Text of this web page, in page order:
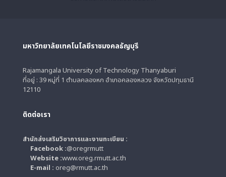
มหาวิทยาลัยเทคโนโลยีราชมงคลธัญบุรี
Rajamangala University of Technology Thanyaburi
ที่อยู่ : 39 หมู่ที่ 1 ตำบลคลองหก อำเภอคลองหลวง จังหวัดปทุมธานี
12110
ติดต่อเรา
สำนักส่งเสริมวิชาการและงานทะเบียน :
Facebook :@oregrmutt
Website :www.oreg.rmutt.ac.th
E-mail : oreg@rmutt.ac.th